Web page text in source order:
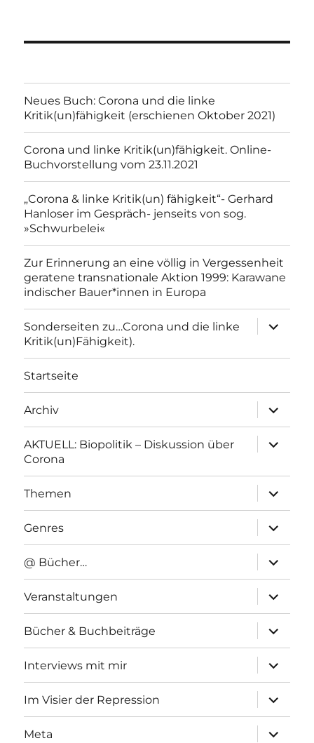
Neues Buch: Corona und die linke
Kritik(un)fähigkeit (erschienen Oktober 2021)
Corona und linke Kritik(un)fähigkeit. Online-
Buchvorstellung vom 23.11.2021
„Corona & linke Kritik(un) fähigkeit“- Gerhard
Hanloser im Gespräch- jenseits von sog.
»Schwurbelei«
Zur Erinnerung an eine völlig in Vergessenheit
geratene transnationale Aktion 1999: Karawane
indischer Bauer*innen in Europa
Sonderseiten zu…Corona und die linke
Kritik(un)Fähigkeit).
anzeigen
Startseite
Archiv
anzeigen
AKTUELL: Biopolitik – Diskussion über
Corona
anzeigen
Themen
anzeigen
Genres
anzeigen
@ Bücher…
anzeigen
Veranstaltungen
anzeigen
Bücher & Buchbeiträge
anzeigen
Interviews mit mir
anzeigen
Im Visier der Repression
anzeigen
Meta